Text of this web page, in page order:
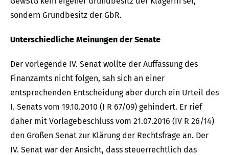
sondern Grundbesitz der GbR.
Unterschiedliche Meinungen der Senate
Der vorlegende IV. Senat wollte der Auffassung des
Finanzamts nicht folgen, sah sich an einer
entsprechenden Entscheidung aber durch ein Urteil des
I. Senats vom 19.10.2010 (I R 67/09) gehindert. Er rief
daher mit Vorlagebeschluss vom 21.07.2016 (IV R 26/14)
den Großen Senat zur Klärung der Rechtsfrage an. Der
IV. Senat war der Ansicht, dass steuerrechtlich das